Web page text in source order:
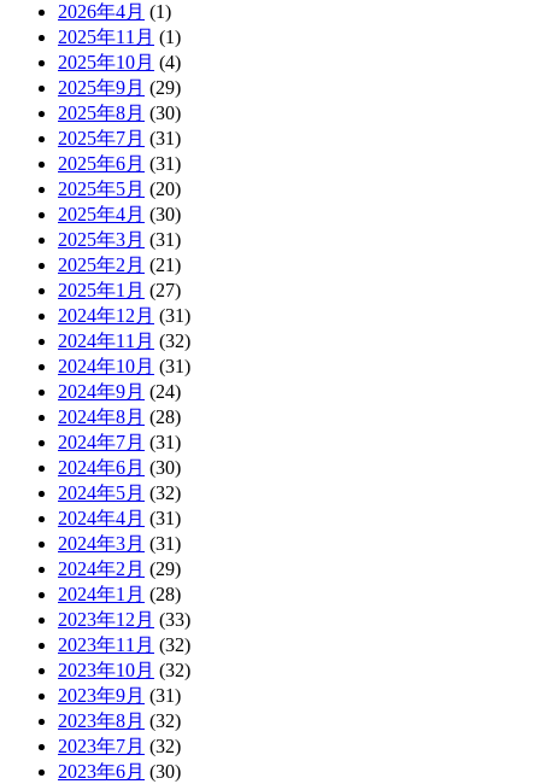
2026年4月 (1)
2025年11月 (1)
2025年10月 (4)
2025年9月 (29)
2025年8月 (30)
2025年7月 (31)
2025年6月 (31)
2025年5月 (20)
2025年4月 (30)
2025年3月 (31)
2025年2月 (21)
2025年1月 (27)
2024年12月 (31)
2024年11月 (32)
2024年10月 (31)
2024年9月 (24)
2024年8月 (28)
2024年7月 (31)
2024年6月 (30)
2024年5月 (32)
2024年4月 (31)
2024年3月 (31)
2024年2月 (29)
2024年1月 (28)
2023年12月 (33)
2023年11月 (32)
2023年10月 (32)
2023年9月 (31)
2023年8月 (32)
2023年7月 (32)
2023年6月 (30)